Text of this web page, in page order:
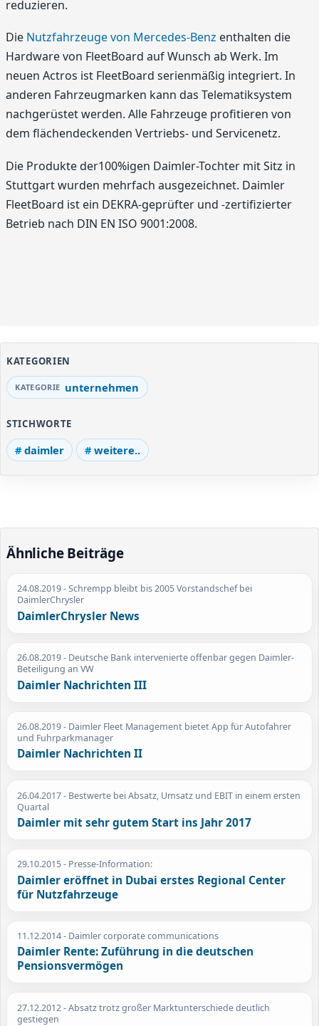
reduzieren.
Die Nutzfahrzeuge von Mercedes-Benz enthalten die
Hardware von FleetBoard auf Wunsch ab Werk. Im
neuen Actros ist FleetBoard serienmäßig integriert. In
anderen Fahrzeugmarken kann das Telematiksystem
nachgerüstet werden. Alle Fahrzeuge profitieren von
dem flächendeckenden Vertriebs- und Servicenetz.
Die Produkte der100%igen Daimler-Tochter mit Sitz in
Stuttgart wurden mehrfach ausgezeichnet. Daimler
FleetBoard ist ein DEKRA-geprüfter und -zertifizierter
Betrieb nach DIN EN ISO 9001:2008.
KATEGORIEN
unternehmen
STICHWORTE
daimler weitere..
Ähnliche Beiträge
24.08.2019- Schrempp bleibt bis 2005 Vorstandschef bei
DaimlerChrysler
DaimlerChrysler News
26.08.2019- Deutsche Bank intervenierte offenbar gegen Daimler-
Beteiligung an VW
Daimler Nachrichten III
26.08.2019- Daimler Fleet Management bietet App für Autofahrer
und Fuhrparkmanager
Daimler Nachrichten II
26.04.2017- Bestwerte bei Absatz, Umsatz und EBIT in einem ersten
Quartal
Daimler mit sehr gutem Start ins Jahr 2017
29.10.2015- Presse-Information:
Daimler eröffnet in Dubai erstes Regional Center
für Nutzfahrzeuge
11.12.2014- Daimler corporate communications
Daimler Rente: Zuführung in die deutschen
Pensionsvermögen
27.12.2012- Absatz trotz großer Marktunterschiede deutlich
gestiegen